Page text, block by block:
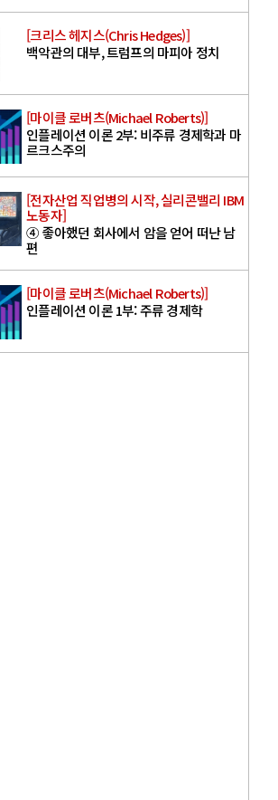
[크리스 헤지스(Chris Hedges)]
백악관의 대부, 트럼프의 마피아 정치
[마이클 로버츠(Michael Roberts)]
인플레이션 이론 2부: 비주류 경제학과 마
르크스주의
[전자산업 직업병의 시작, 실리콘밸리 IBM
노동자]
④ 좋아했던 회사에서 암을 얻어 떠난 남
편
[마이클 로버츠(Michael Roberts)]
인플레이션 이론 1부: 주류 경제학